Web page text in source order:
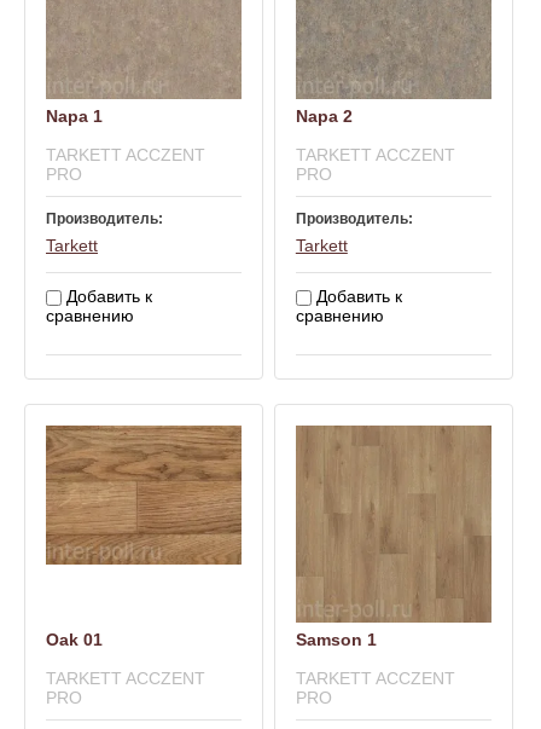
Napa 1
TARKETT ACCZENT
PRO
Производитель:
Tarkett
Добавить к
сравнению
Napa 2
TARKETT ACCZENT
PRO
Производитель:
Tarkett
Добавить к
сравнению
Oak 01
TARKETT ACCZENT
PRO
Samson 1
TARKETT ACCZENT
PRO